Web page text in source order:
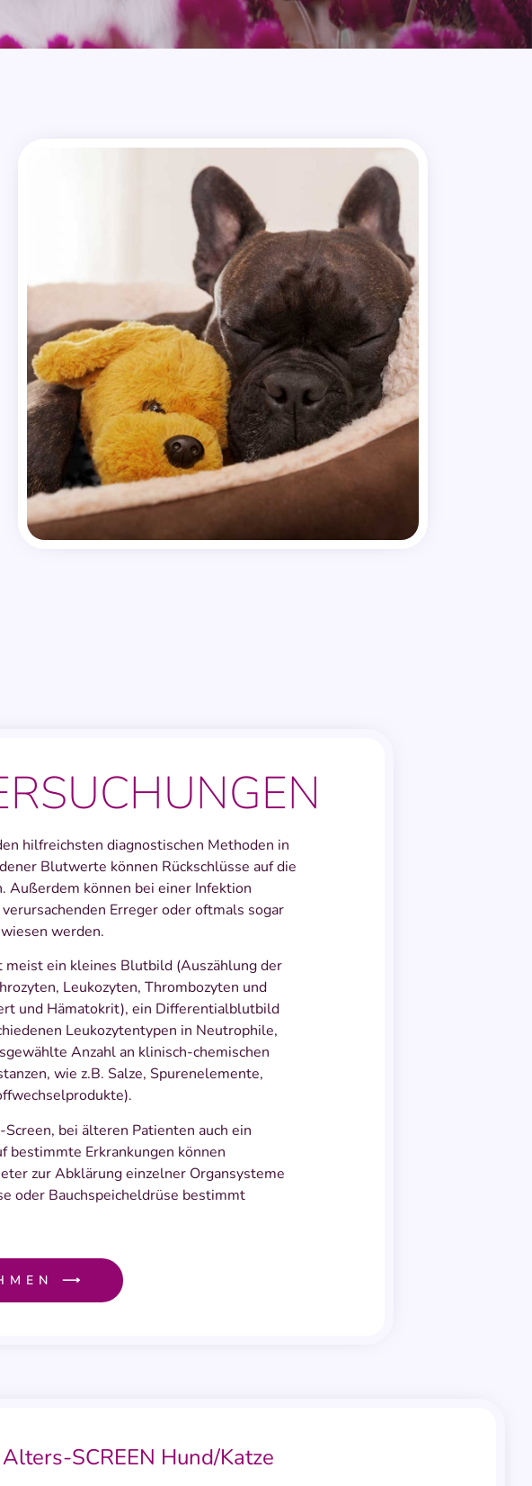
hilfreichsten diagnostischen Methoden in
Blutwerte können Rückschlüsse auf die
Außerdem können bei einer Infektion
Erreger oder oftmals sogar
werden.
ein kleines Blutbild (Auszählung der
Leukozyten, Thrombozyten und
und Hämatokrit), ein Differentialblutbild
Leukozytentypen in Neutrophile,
Anzahl an klinisch-chemischen
wie z.B. Salze, Spurenelemente,
bei älteren Patienten auch ein
bestimmte Erkrankungen können
zur Abklärung einzelner Organsysteme
oder Bauchspeicheldrüse bestimmt
⟶
Alters-SCREEN Hund/Katze